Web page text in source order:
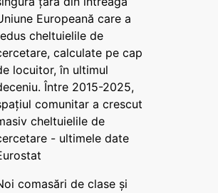
Europeană care a
cheltuielile de
calculate pe cap
locuitor, în ultimul
Între 2015-2025,
comunitar a crescut
cheltuielile de
- ultimele date
comasări de clase și